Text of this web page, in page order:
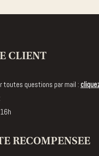
CLIENT
toutes questions par mail :
RECOMPENSEE